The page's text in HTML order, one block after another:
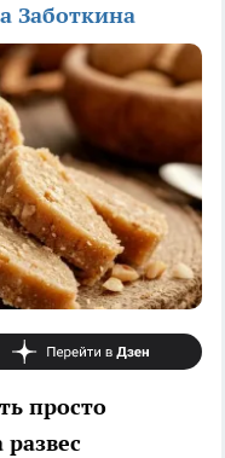
Заботкина
просто